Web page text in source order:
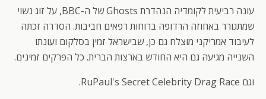
עונה רביעית לקומדיה הנהדרת Ghosts של ה-BBC, על זוג נשוי
שמתגורר באחוזה הרדופה ברוחות רפאים חביבות. הסדרה זכתה
לעיבוד אמריקני מוצלח גם כן, שבישראל זמין בסלקום ועונתו
השנייה מגיעה גם היא החודש בארצות הברית. כל הפרקים זמינים.
וגם RuPaul's Secret Celebrity Drag Race.